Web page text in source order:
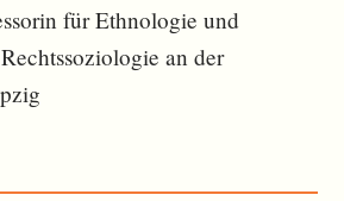
für Ethnologie und
an der